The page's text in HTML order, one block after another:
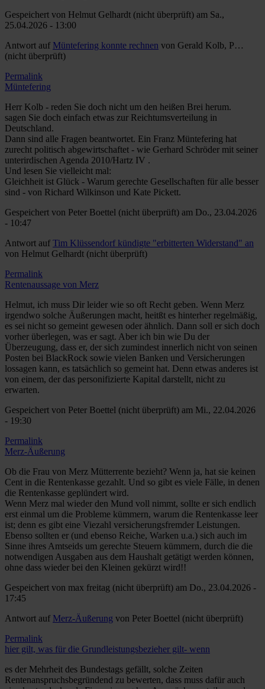
Gespeichert von Helmut Gelhardt (nicht überprüft) am Sa.,
25.04.2026 - 13:00
Antwort auf Müntefering konnte rechnen von Gerald Kolb, P…
(nicht überprüft)
Permalink
Müntefering
Herr Kolb - reden Sie doch nicht um den heißen Brei herum.
sagen Sie doch einfach etwas zur Reichtumsverteilung in
Deutschland.
Dann sind alle Fragen beantwortet. Ein Franz Müntefering hat
zurecht politisch abgewirtschaftet - wie Gerhard Schröder mit seiner
unterirdischen Agenda 2010/Hartz IV .
Und lesen Sie vielleicht mal:
Gleichheit ist Glück - Warum gerechte Gesellschaften für alle besser
sind - von Richard Wilkinson und Kate Pickett.
Gespeichert von Peter Boettel (nicht überprüft) am Do., 23.04.2026
- 10:47
Antwort auf Tim Klüssendorf kündigte "erbitterten Widerstand" an
von Helmut Gelhardt (nicht überprüft)
Permalink
Rentenaussage von Merz
Helmut, ich muss Dir leider wie so oft Recht geben. Wenn Merz
irgendwo solche Äußerungen macht, heitßt es hinterher regelmäßig,
es sei nicht so gemeint gewesen oder ähnlich. Dann soll er sich doch
vorher überlegen, was er sagt. Aber ich bin wie Du der
Überzeugung, dass er, der sich zumindest innerlich nicht von seinen
Posten bei BlackRock sowie vielen Banken und Versicherungen
lossagen kann, es tatsächlich so gemeint hat. Denn etwas anderes ist
von einem, der das personifizierte Kapital darstellt, nicht zu
erwarten.
Gespeichert von Peter Boettel (nicht überprüft) am Mi., 22.04.2026
- 19:30
Permalink
Merz-Äußerung
Ob die Frau von Merz Mütterrente bezieht? Wenn ja, hat sie keinen
Cent in die Rentenkasse gezahlt. Und so gibt es viele Fälle, in denen
die Rentenkasse geplündert wird.
Wenn Merz mal wieder den Mund voll nimmt, sollte er sich endlich
erst einmal um die Probleme kümmern, warum die Rentenkasse leer
ist; denn es gibt eine Viezahl versicherungsfremder Leistungen.
Ebenso sollten er (und ebenso Reiche, Warken u.a.) sich auch im
Sinne ihres Amtseids um gerechte Steuern kümmern, durch die die
notwendigen Ausgaben aus dem Haushalt getätigt werden können,
ohne dass wieder bei den Kleinen gekürzt wird!!
Gespeichert von max freitag (nicht überprüft) am Do., 23.04.2026 -
17:45
Antwort auf Merz-Äußerung von Peter Boettel (nicht überprüft)
Permalink
hier gilt, was für die Grundleistungsbezieher gilt- wenn
es der Mehrheit des Bundestags gefällt, solche Zeiten
Rentenanspruchsbegründend zu bewerten, dass muss dafür auch